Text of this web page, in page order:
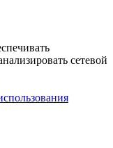
сетевой